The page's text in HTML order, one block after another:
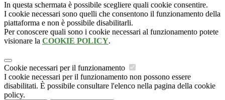
In questa schermata è possibile scegliere quali cookie consentire.
I cookie necessari sono quelli che consentono il funzionamento della
piattaforma e non è possibile disabilitarli.
Per conoscere quali sono i cookie necessari al funzionamento potete
visionare la COOKIE POLICY.
Cookie necessari per il funzionamento
I cookie necessari per il funzionamento non possono essere
disabilitati. È possibile consultare l'elenco nella pagina della cookie
policy.